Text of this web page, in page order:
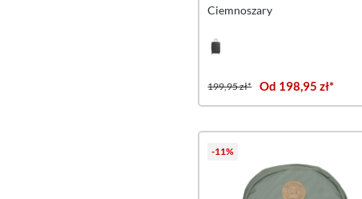
Ciemnoszary
199,95 zł* Od 198,95 zł*
-11%